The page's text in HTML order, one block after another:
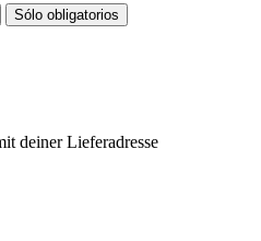
Sólo obligatorios
deiner Lieferadresse